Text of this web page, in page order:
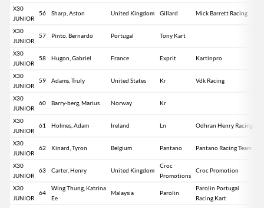
X30
JUNIOR
56 Sharp, Aston United Kingdom Gillard Mick Barrett Racing
X30
JUNIOR
57 Pinto, Bernardo Portugal Tony Kart
X30
JUNIOR
58 Hugon, Gabriel France Exprit Kartinpro
X30
JUNIOR
59 Adams, Truly United States Kr Vdk Racing
X30
JUNIOR
60 Barry-berg, Marius Norway Kr
X30
JUNIOR
61 Holmes, Adam Ireland Ln Odhran Henry Racing
X30
JUNIOR
62 Kinard, Tyron Belgium Pantano Pantano Racing Team
X30
JUNIOR
63 Carter, Henry United Kingdom
Croc
Promotions
Croc Promotion
X30
JUNIOR
64
Wing Thung, Katrina
Ee
Malaysia Parolin
Parolin Portugal
Racing Kart